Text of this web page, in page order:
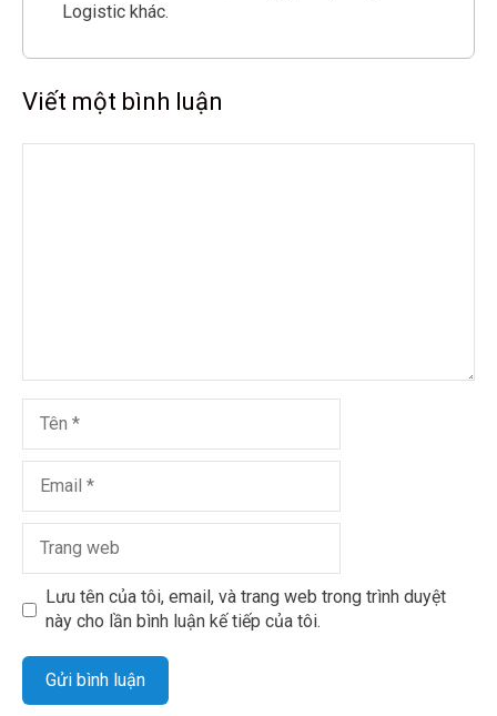
Logistic khác.
Viết một bình luận
Lưu tên của tôi, email, và trang web trong trình duyệt
này cho lần bình luận kế tiếp của tôi.